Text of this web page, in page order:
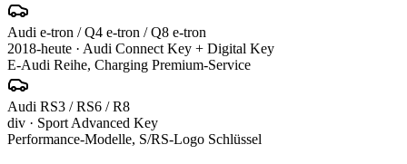
Audi e-tron / Q4 e-tron / Q8 e-tron
2018-heute · Audi Connect Key + Digital Key
E-Audi Reihe, Charging Premium-Service
Audi RS3 / RS6 / R8
div · Sport Advanced Key
Performance-Modelle, S/RS-Logo Schlüssel